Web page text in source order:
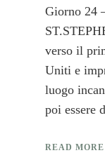
Giorno 24
verso il
Uniti e
luogo
poi
READ MORE